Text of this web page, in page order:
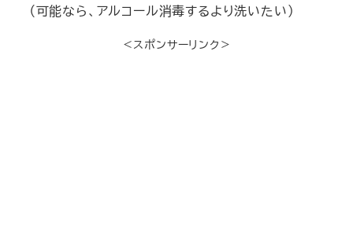
（可能なら、アルコール消毒するより洗いたい）
＜スポンサーリンク＞